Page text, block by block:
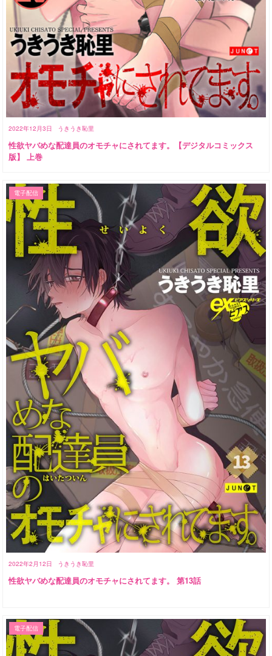
2022年12月3日 うきうき恥里
性欲ヤバめな配達員のオモチャにされてます。【デジタルコミックス
版】 上巻
2022年2月12日 うきうき恥里
電子配信
性欲ヤバめな配達員のオモチャにされてます。 第13話
電子配信